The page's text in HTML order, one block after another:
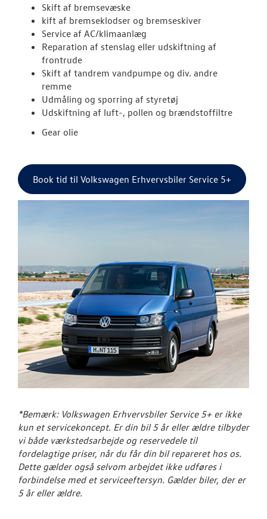
Skift af bremsevæske
kift af bremseklodser og bremseskiver
Service af AC/klimaanlæg
Reparation af stenslag eller udskiftning af
frontrude
Skift af tandrem vandpumpe og div. andre
remme
Udmåling og sporring af styretøj
Udskiftning af luft-, pollen og brændstoffiltre
Gear olie
Book tid til Volkswagen Erhvervsbiler Service 5+
*Bemærk: Volkswagen Erhvervsbiler Service 5+ er ikke
kun et servicekoncept. Er din bil 5 år eller ældre tilbyder
vi både værkstedsarbejde og reservedele til
fordelagtige priser, når du får din bil repareret hos os.
Dette gælder også selvom arbejdet ikke udføres i
forbindelse med et serviceeftersyn. Gælder biler, der er
5 år eller ældre.